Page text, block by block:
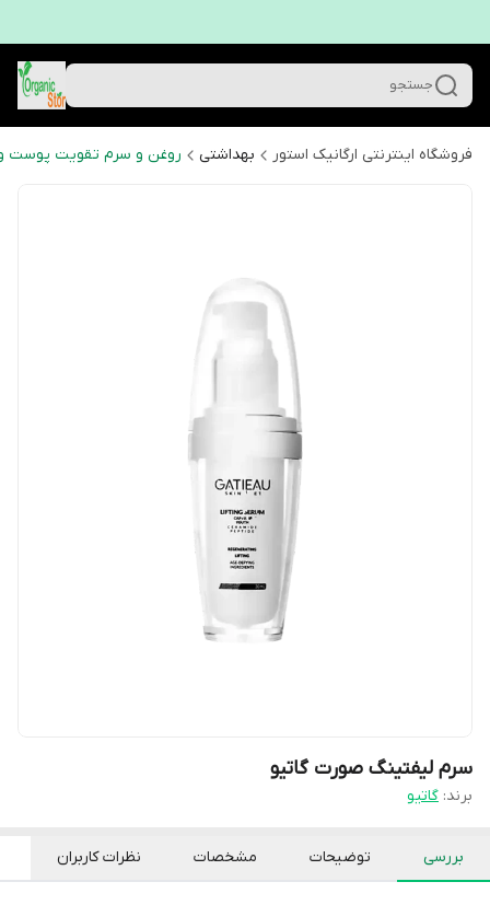
جستجو
فروشگاه اینترنتی ارگانیک استور بهداشتی روغن و سرم تقویت پوست
سرم لیفتینگ صورت گاتیو
برند: گاتیو
بررسی توضیحات مشخصات نظرات کاربران